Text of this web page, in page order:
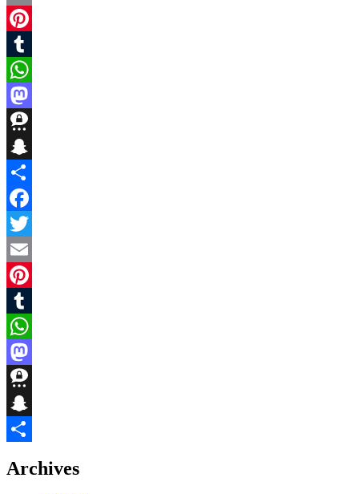
Email
Pinterest
Tumblr
WhatsApp
Mastodon
Threema
Snapchat
Teilen
Facebook
Twitter
Email
Pinterest
Tumblr
WhatsApp
Mastodon
Threema
Snapchat
Archives